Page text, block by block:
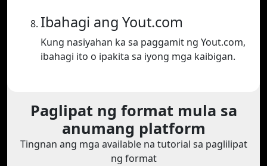
Ibahagi ang Yout.com
Kung nasiyahan ka sa paggamit ng Yout.com,
ibahagi ito o ipakita sa iyong mga kaibigan.
Paglipat ng format mula sa
anumang platform
Tingnan ang mga available na tutorial sa paglilipat
ng format